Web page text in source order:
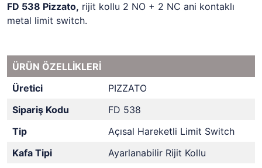
FD 538 Pizzato, rijit kollu 2 NO + 2 NC ani kontaklı
metal limit switch.
ÜRÜN ÖZELLİKLERİ
Üretici
PIZZATO
Sipariş Kodu
FD 538
Tip
Açısal Hareketli Limit Switch
Kafa Tipi
Ayarlanabilir Rijit Kollu